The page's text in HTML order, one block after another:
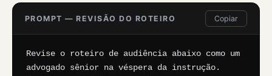
PROMPT — REVISÃO DO ROTEIRO Copiar
Revise o roteiro de audiência abaixo como um
advogado sênior na véspera da instrução.